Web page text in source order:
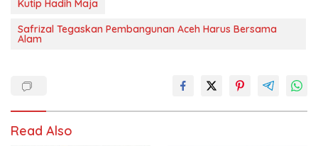
Kutip Hadih Maja
Safrizal Tegaskan Pembangunan Aceh Harus Bersama
Alam
Read Also